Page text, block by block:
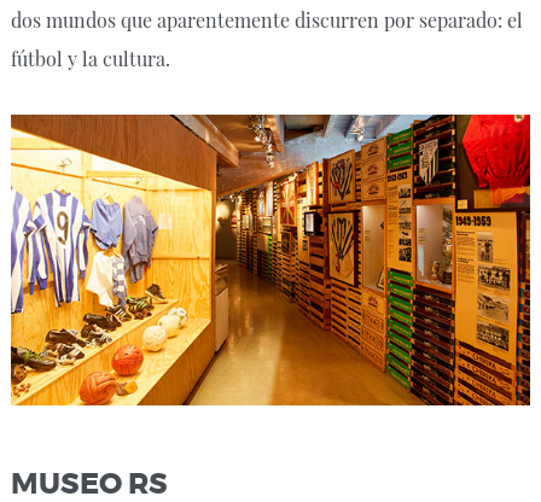
dos mundos que aparentemente discurren por separado: el
fútbol y la cultura.
MUSEO RS